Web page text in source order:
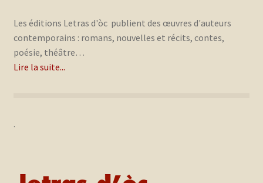
Les éditions Letras d'òc publient des œuvres d'auteurs
contemporains : romans, nouvelles et récits, contes,
poésie, théâtre…
Lire la suite...
.